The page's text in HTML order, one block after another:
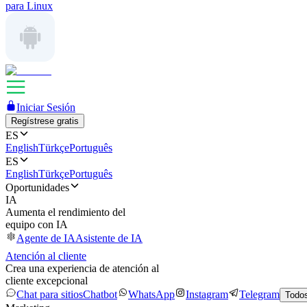
para Linux
Iniciar Sesión
Regístrese gratis
ES
EnglishTürkçePortuguês
ES
EnglishTürkçePortuguês
Oportunidades
IA
Aumenta el rendimiento del
equipo con IA
Agente de IAAsistente de IA
Atención al cliente
Crea una experiencia de atención al
cliente excepcional
Chat para sitiosChatbot WhatsApp Instagram Telegram